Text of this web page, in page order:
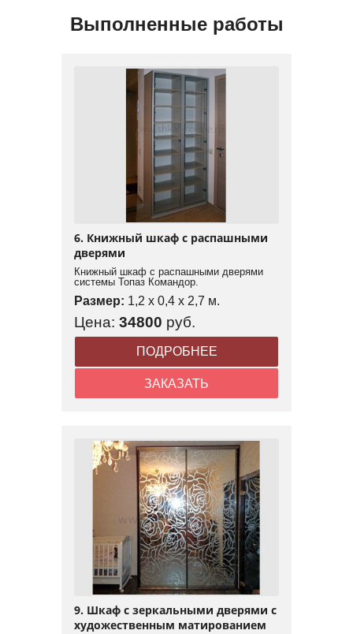
Выполненные работы
6. Книжный шкаф с распашными
дверями
Книжный шкаф с распашными дверями
системы Топаз Командор.
Размер: 1,2 x 0,4 x 2,7 м.
Цена: 34800 руб.
ПОДРОБНЕЕ
ЗАКАЗАТЬ
9. Шкаф с зеркальными дверями с
художественным матированием